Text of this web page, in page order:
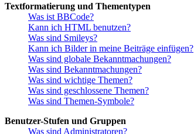
Textformatierung und Thementypen
Was ist BBCode?
Kann ich HTML benutzen?
Was sind Smileys?
Kann ich Bilder in meine Beiträge einfügen?
Was sind globale Bekanntmachungen?
Was sind Bekanntmachungen?
Was sind wichtige Themen?
Was sind geschlossene Themen?
Was sind Themen-Symbole?
Benutzer-Stufen und Gruppen
Was sind Administratoren?